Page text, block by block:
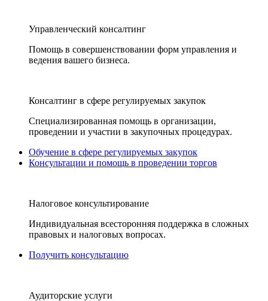
Управленческий консалтинг
Помощь в совершенствовании форм управления и
ведения вашего бизнеса.
Консалтинг в сфере регулируемых закупок
Специализированная помощь в организации,
проведении и участии в закупочных процедурах.
Обучение в сфере регулируемых закупок
Консультации и помощь в проведении торгов
Налоговое консультирование
Индивидуальная всесторонняя поддержка в сложных
правовых и налоговых вопросах.
Получить консультацию
Аудиторские услуги